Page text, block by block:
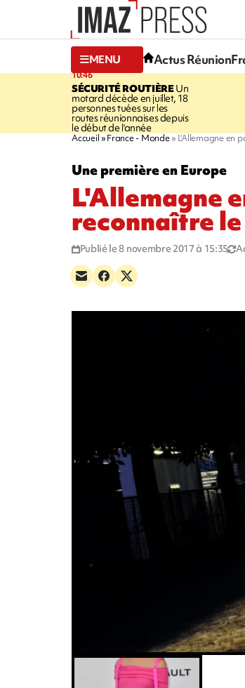
MENU Actus Réunion
10:46
SÉCURITÉ ROUTIÈREUn
motard décède en juillet, 18
personnes tuées sur les
routes réunionnaises depuis
le début de l'année
Accueil France - Monde L'Allemagne en
Une première en Europe
L'Allemagne
reconnaître
Publié le 8 novembre 2017 à 15:35